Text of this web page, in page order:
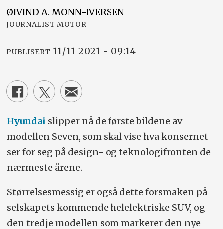
ØIVIND A. MONN-IVERSEN
JOURNALIST MOTOR
PUBLISERT 11/11 2021 - 09:14
Hyundai slipper nå de første bildene av
modellen Seven, som skal vise hva konsernet
ser for seg på design- og teknologifronten de
nærmeste årene.
Størrelsesmessig er også dette forsmaken på
selskapets kommende helelektriske SUV, og
den tredje modellen som markerer den nye